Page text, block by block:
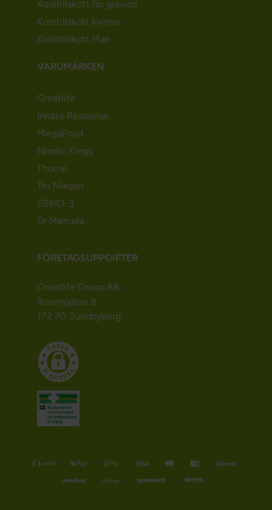
Kosttillskott för gravida
Kosttillskott kvinna
Kosttillskott Man
VARUMÄRKEN
Greatlife
Innate Response
MegaFood
Nordic Kings
Thorne
Tru Niagen
ESKIO-3
Dr Mercola
FÖRETAGSUPPGIFTER
Greatlife Group AB
Rosengatan 8
172 70 Sundbyberg